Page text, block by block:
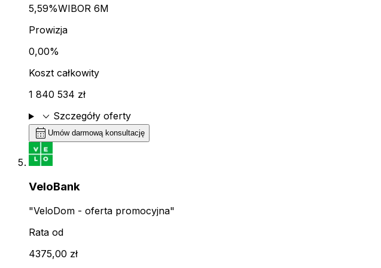
5,59%WIBOR 6M
Prowizja
0,00%
Koszt całkowity
1 840 534 zł
expand_more Szczegóły oferty
calendar_month Umów darmową konsultację
VeloBank
"VeloDom - oferta promocyjna"
Rata od
4375,00 zł